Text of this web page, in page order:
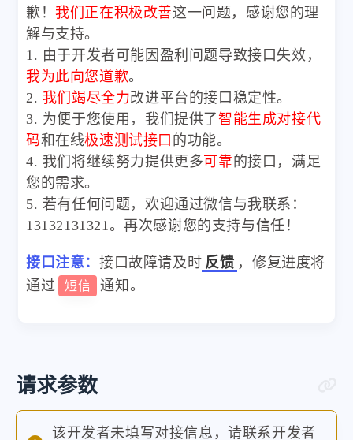
歉！ 我们正在积极改善这一问题，感谢您的理
解与支持。
1. 由于开发者可能因盈利问题导致接口失效，
我为此向您道歉。
2. 我们竭尽全力改进平台的接口稳定性。
3. 为便于您使用，我们提供了智能生成对接代
码和在线极速测试接口 的功能。
4. 我们将继续努力提供更多可靠的接口，满足
您的需求。
5. 若有任何问题，欢迎通过微信与我联系：
13132131321。再次感谢您的支持与信任！
接口注意： 接口故障请及时 反馈 ，修复进度将
通过
短信 通知。
请求参数
该开发者未填写对接信息，请联系开发者